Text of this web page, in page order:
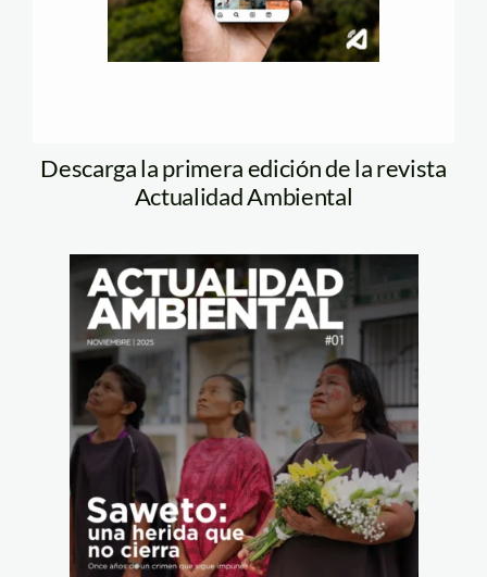
Descarga la primera edición de la revista
Actualidad Ambiental